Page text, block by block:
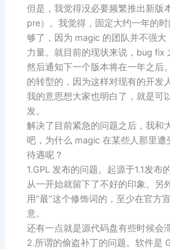
但是，我觉得没必要频繁推出新版
pre）。我觉得，固定大约一年的
够了，因为 magic 的团队并不强大
力量。就目前的现状来说，bug fix
然后通知下一个版本将在一年之后
的转型的，因为这样对现有的开发
我的意思想大家也明白了，就是可
发。
解决了目前紧急的问题之后，我和
吧，为什么 magic 在某些人那里遭
待遇呢？
1.GPL 发布的问题。起源于1.1发布
从一开始就留下了不好的印象。另
用“最”这个修饰词的，至少在官方
意。
还有一点就是源代码盘有些时候会
2.所谓的偷盗补丁的问题。软件是